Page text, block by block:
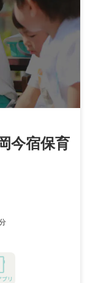
今宿保育
リ